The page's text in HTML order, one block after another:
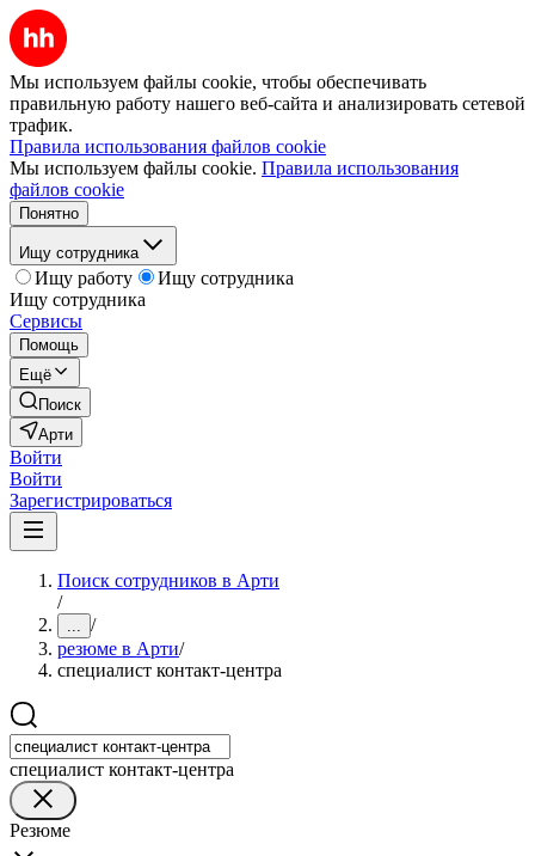
Мы используем файлы cookie, чтобы обеспечивать
правильную работу нашего веб-сайта и анализировать сетевой
трафик.
Правила использования файлов cookie
Мы используем файлы cookie. Правила использования
файлов cookie
Понятно
Ищу сотрудника
Ищу работу
Ищу сотрудника
Ищу сотрудника
Сервисы
Помощь
Ещё
Поиск
Арти
Войти
Войти
Зарегистрироваться
Поиск сотрудников в Арти
/
... /
резюме в Арти/
специалист контакт-центра
специалист контакт-центра
Резюме